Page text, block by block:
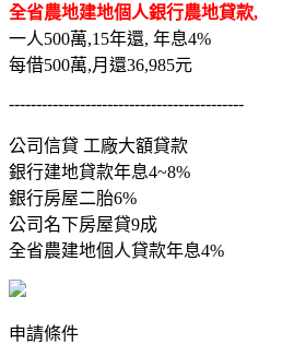
全省農地建地個人銀行農地貸款,
一人500萬,15年還, 年息4%
每借500萬,月還36,985元
-------------------------------------------
公司信貸 工廠大額貸款
銀行建地貸款年息4~8%
銀行房屋二胎6%
公司名下房屋貸9成
全省農建地個人貸款年息4%
申請條件